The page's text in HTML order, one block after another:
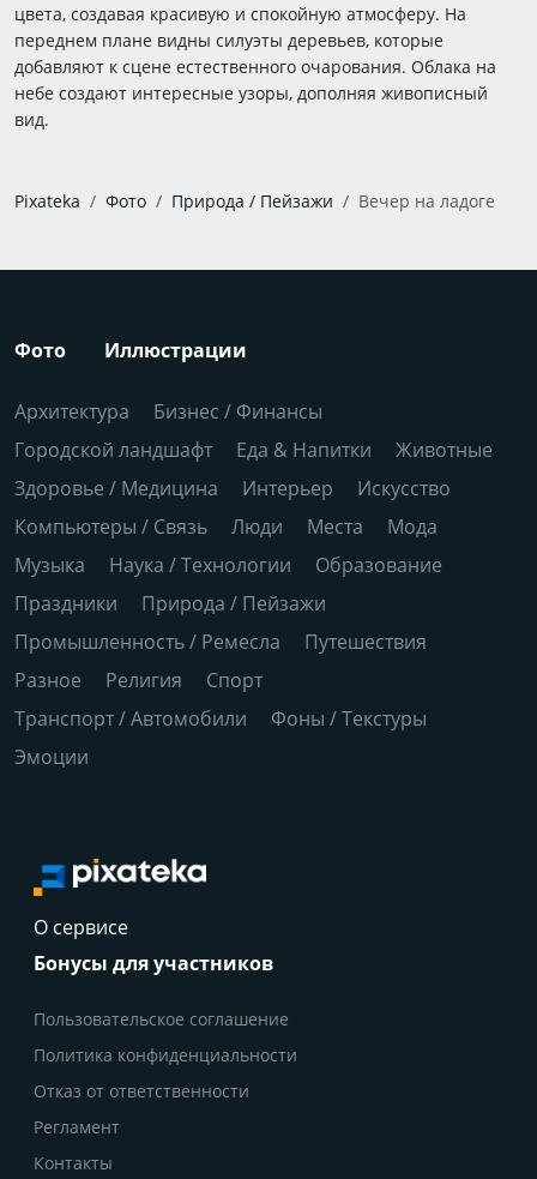
цвета, создавая красивую и спокойную атмосферу. На
переднем плане видны силуэты деревьев, которые
добавляют к сцене естественного очарования. Облака на
небе создают интересные узоры, дополняя живописный
вид.
Pixateka Фото Природа / Пейзажи Вечер на ладоге
Фото Иллюстрации
Архитектура
Бизнес / Финансы
Городской ландшафт
Еда & Напитки
Животные
Здоровье / Медицина
Интерьер
Искусство
Компьютеры / Связь
Люди Места
Мода
Музыка
Наука / Технологии
Образование
Праздники
Природа / Пейзажи
Промышленность / Ремесла
Путешествия
Разное
Религия
Спорт
Транспорт / Автомобили
Фоны / Текстуры
Эмоции
О сервисе
Бонусы для участников
Пользовательское соглашение
Политика конфиденциальности
Отказ от ответственности
Регламент
Контакты